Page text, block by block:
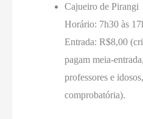
Cajueiro de Pirangi
Horário: 7h30 às
Entrada: R$8,00
pagam meia-
professores e
comprobatória).